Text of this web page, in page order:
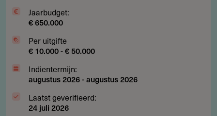
Jaarbudget:
€ 650.000
Per uitgifte
€ 10.000 - € 50.000
Indientermijn:
augustus 2026-augustus 2026
Laatst geverifieerd:
24 juli 2026